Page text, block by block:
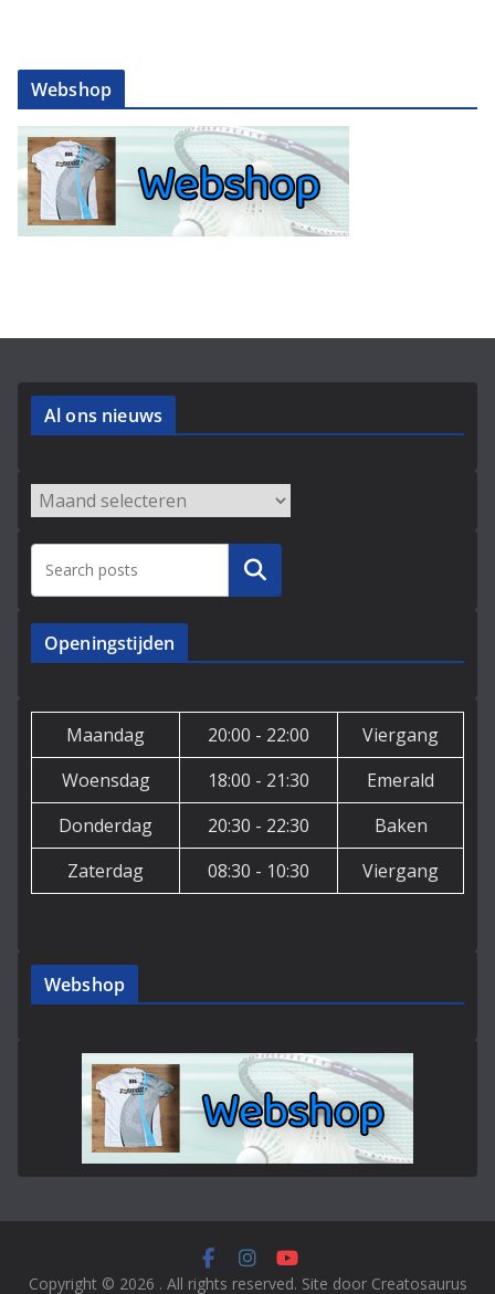
Webshop
Al ons nieuws
Archieven
Zoeken
Openingstijden
Maandag 20:00 - 22:00
Viergang
Woensdag
18:00 - 21:30
Emerald
Donderdag
20:30 - 22:30
Baken
Zaterdag
08:30 - 10:30 Viergang
Webshop
Copyright © 2026 . All rights reserved. Site door Creatosaurus